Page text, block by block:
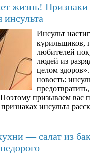
жизнь! Признаки
Инсульт
курильщиков,
любителей
людей из
целом
новость:
призываем вас
инсульта
— салат из